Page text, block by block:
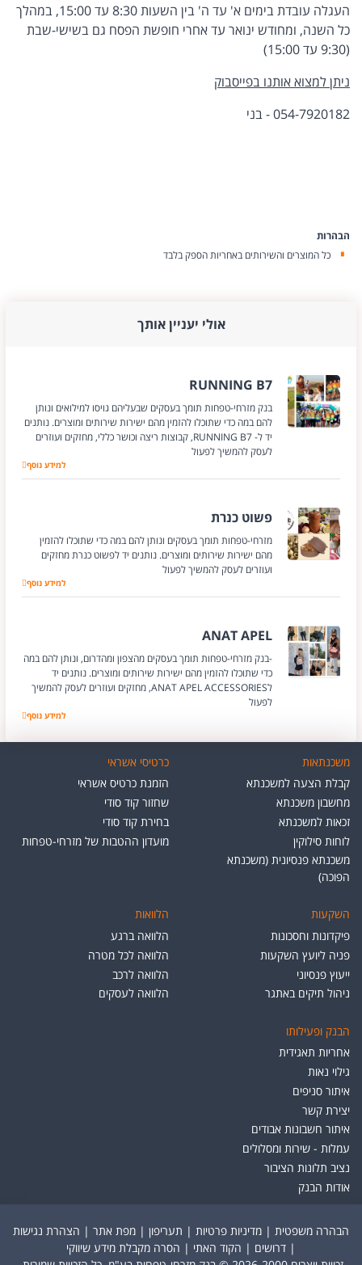
העגלה עובדת בימים א' עד ה' בין השעות 8:30 עד 15:00, במהלך
כל השנה, ומחודש ינואר עד אחרי חופשת הפסח גם בשישי-שבת
(9:30 עד 15:00)
ניתן למצוא אותנו בפייסבוק
054-7920182 - בני
הבהרות
כל המוצרים והשירותים באחריות הספק בלבד
אולי יעניין אותך
RUNNING B7
בנק מזרחי-טפחות תומך בעסקים שבעליהם גויסו למילואים ונותן
להם במה כדי שתוכלו להזמין מהם ישירות שירותים ומוצרים. נותנים
יד ל- RUNNING B7, קבוצות ריצה וכושר כללי, מחזקים ועוזרים
לעסק להמשיך לפעול
RUNNING B7
למידע נוסף
פשוט כנרת
מזרחי-טפחות תומך בעסקים ונותן להם במה כדי שתוכלו להזמין
מהם ישירות שירותים ומוצרים. נותנים יד לפשוט כנרת מחזקים
ועוזרים לעסק להמשיך לפעול
פשוט כנרת
למידע נוסף
ANAT APEL
-בנק מזרחי-טפחות תומך בעסקים מהצפון ומהדרום, ונותן להם במה
כדי שתוכלו להזמין מהם ישירות שירותים ומוצרים. נותנים יד
לANAT APEL ACCESSORIES, מחזקים ועוזרים לעסק להמשיך
לפעול
ANAT APEL
למידע נוסף
משכנתאות
קבלת הצעה למשכנתא
מחשבון משכנתא
זכאות למשכנתא
לוחות סילוקין
משכנתא פנסיונית (משכנתא
הפוכה)
כרטיסי אשראי
הזמנת כרטיס אשראי
שחזור קוד סודי
בחירת קוד סודי
מועדון ההטבות של מזרחי-טפחות
השקעות
פיקדונות וחסכונות
פניה ליועץ השקעות
ייעוץ פנסיוני
ניהול תיקים באתגר
הלוואות
הלוואה ברגע
הלוואה לכל מטרה
הלוואה לרכב
הלוואה לעסקים
הבנק ופעילותו
אחריות תאגידית
גילוי נאות
איתור סניפים
יצירת קשר
איתור חשבונות אבודים
עמלות - שירות ומסלולים
נציב תלונות הציבור
אודות הבנק
הבהרה משפטית | מדיניות פרטיות | תעריפון | מפת אתר | הצהרת נגישות
| דרושים | הקוד האתי | הסרה מקבלת מידע שיווקי